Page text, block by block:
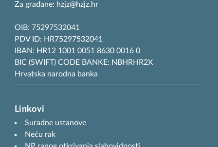
Za građane: hzjz@hzjz.hr
OIB: 75297532041
PDV ID: HR75297532041
IBAN: HR12 1001 0051 8630 0016 0
BIC (SWIFT) CODE BANKE: NBHRHR2X
Hrvatska narodna banka
Linkovi
Suradne ustanove
Neću rak